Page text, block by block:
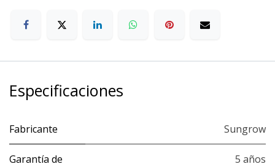
Especificaciones
Fabricante Sungrow
Garantía de
5 años